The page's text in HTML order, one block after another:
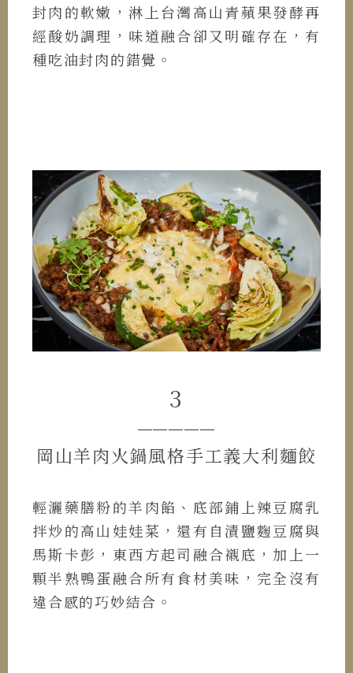
封肉的軟嫩，淋上台灣高山青蘋果發酵再
經酸奶調理，味道融合卻又明確存在，有
種吃油封肉的錯覺。
3
─────
岡山羊肉火鍋風格手工義大利麵餃
輕灑藥膳粉的羊肉餡、底部鋪上辣豆腐乳
拌炒的高山娃娃菜，還有自漬鹽麴豆腐與
馬斯卡彭，東西方起司融合襯底，加上一
顆半熟鴨蛋融合所有食材美味，完全沒有
違合感的巧妙結合。